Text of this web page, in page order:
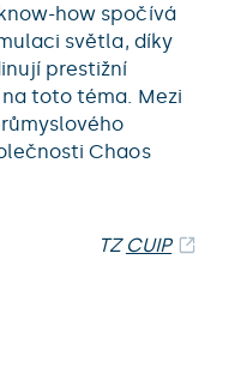
how spočívá
světla, díky
prestižní
toto téma. Mezi
Chaos
TZ CUIP